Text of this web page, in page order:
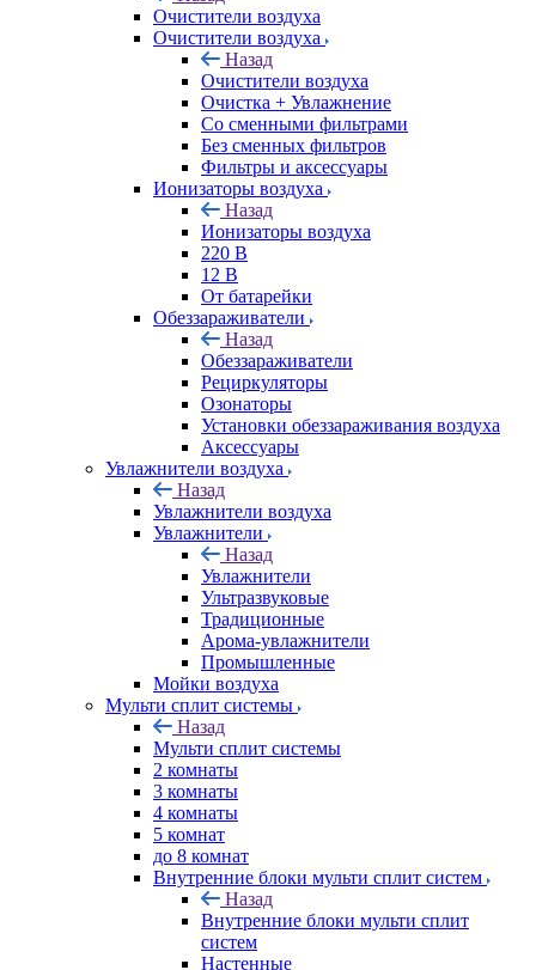
Очистители воздуха
Очистители воздуха
Назад
Очистители воздуха
Очистка + Увлажнение
Cо сменными фильтрами
Без сменных фильтров
Фильтры и аксессуары
Ионизаторы воздуха
Назад
Ионизаторы воздуха
220 В
12 В
От батарейки
Обеззараживатели
Назад
Обеззараживатели
Рециркуляторы
Озонаторы
Установки обеззараживания воздуха
Аксессуары
Увлажнители воздуха
Назад
Увлажнители воздуха
Увлажнители
Назад
Увлажнители
Ультразвуковые
Традиционные
Арома-увлажнители
Промышленные
Мойки воздуха
Мульти сплит системы
Назад
Мульти сплит системы
2 комнаты
3 комнаты
4 комнаты
5 комнат
до 8 комнат
Внутренние блоки мульти сплит систем
Назад
Внутренние блоки мульти сплит
систем
Настенные